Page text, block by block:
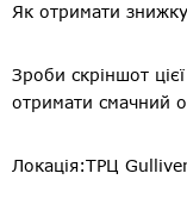
Як отримати
Зроби скріншот
отримати смачний
Локація:ТРЦ